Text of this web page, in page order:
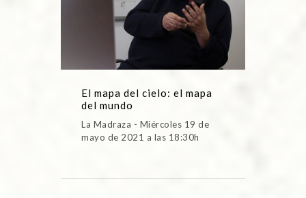
El mapa del cielo: el mapa
del mundo
La Madraza - Miércoles 19 de
mayo de 2021 a las 18:30h